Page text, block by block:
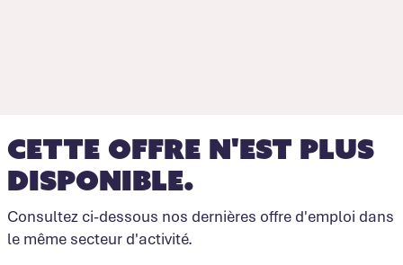
Cette offre n'est plus
disponible.
Consultez ci-dessous nos dernières offre d'emploi dans
le même secteur d'activité.